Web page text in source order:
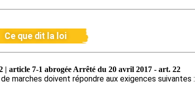
Ce que dit la loi
| article 7-1 abrogée Arrêté du 20 avril 2017 - art. 22
marches doivent répondre aux exigences suivantes :